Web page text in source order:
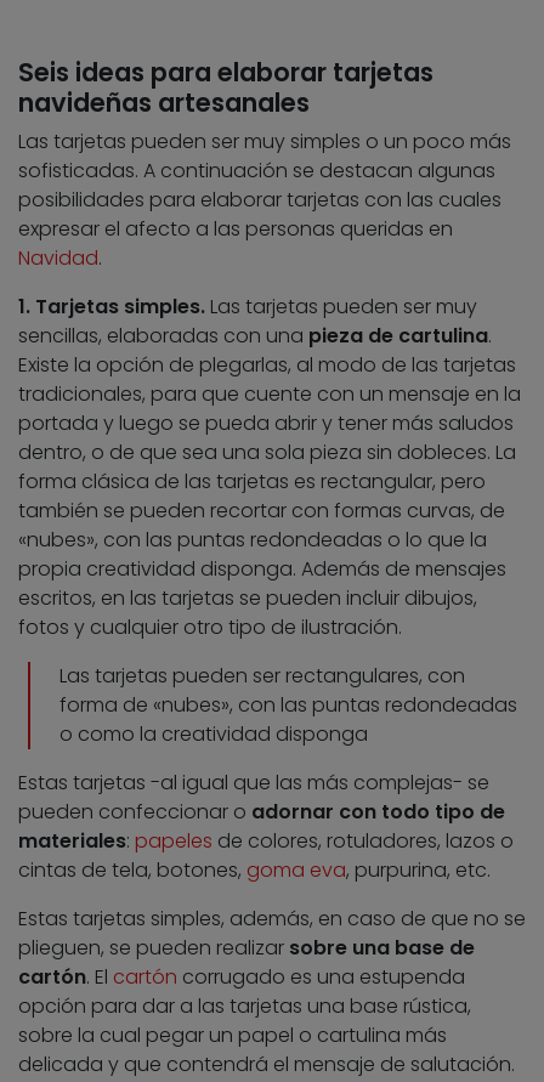
Seis ideas para elaborar tarjetas
navideñas artesanales
Las tarjetas pueden ser muy simples o un poco más
sofisticadas. A continuación se destacan algunas
posibilidades para elaborar tarjetas con las cuales
expresar el afecto a las personas queridas en
Navidad.
1. Tarjetas simples. Las tarjetas pueden ser muy
sencillas, elaboradas con una pieza de cartulina.
Existe la opción de plegarlas, al modo de las tarjetas
tradicionales, para que cuente con un mensaje en la
portada y luego se pueda abrir y tener más saludos
dentro, o de que sea una sola pieza sin dobleces. La
forma clásica de las tarjetas es rectangular, pero
también se pueden recortar con formas curvas, de
«nubes», con las puntas redondeadas o lo que la
propia creatividad disponga. Además de mensajes
escritos, en las tarjetas se pueden incluir dibujos,
fotos y cualquier otro tipo de ilustración.
Las tarjetas pueden ser rectangulares, con
forma de «nubes», con las puntas redondeadas
o como la creatividad disponga
Estas tarjetas -al igual que las más complejas- se
pueden confeccionar o adornar con todo tipo de
materiales: papeles de colores, rotuladores, lazos o
cintas de tela, botones, goma eva, purpurina, etc.
Estas tarjetas simples, además, en caso de que no se
plieguen, se pueden realizar sobre una base de
cartón. El cartón corrugado es una estupenda
opción para dar a las tarjetas una base rústica,
sobre la cual pegar un papel o cartulina más
delicada y que contendrá el mensaje de salutación.